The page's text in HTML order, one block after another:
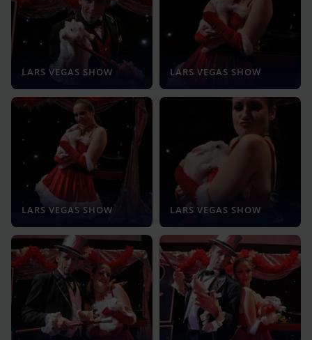
LARS VEGAS SHOW LARS VEGAS SHOW
LARS VEGAS SHOW LARS VEGAS SHOW